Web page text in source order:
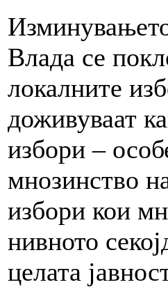
Влада се
локалните
доживуваат
избори –
мнозинство
избори кои
нивното
целата